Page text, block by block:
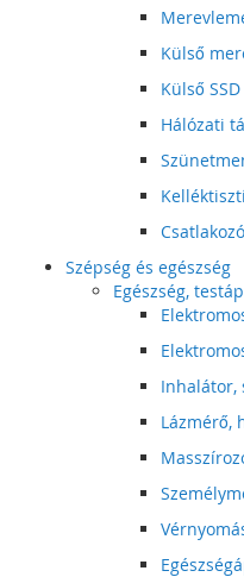
Külső
Külső SSD
Hálózati
Szépség és egészség
Egészség,
Inhalátor,
Lázmérő,